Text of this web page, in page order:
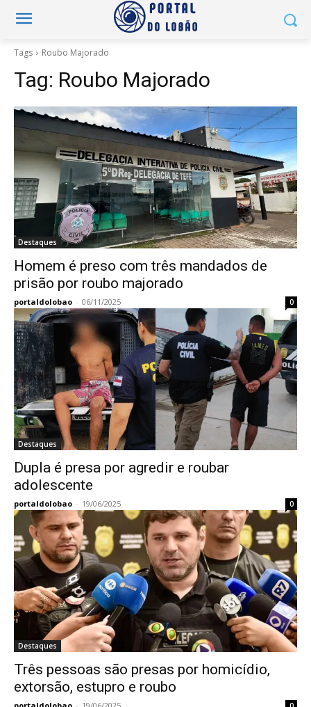
Tags Roubo Majorado
Tag: Roubo Majorado
Destaques
Homem é preso com três mandados de
prisão por roubo majorado
portaldolobao - 06/11/2025 0
Destaques
Dupla é presa por agredir e roubar
adolescente
portaldolobao - 19/06/2025 0
Destaques
Três pessoas são presas por homicídio,
extorsão, estupro e roubo